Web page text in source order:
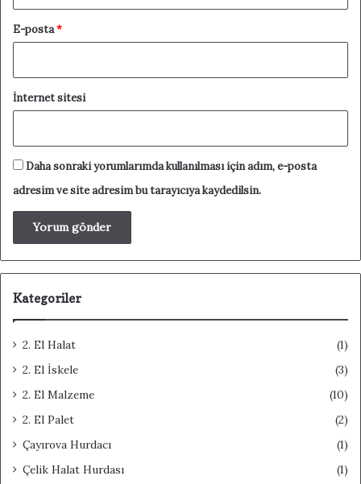
E-posta*
İnternet sitesi
Daha sonraki yorumlarımda kullanılması için adım, e-posta
adresim ve site adresim bu tarayıcıya kaydedilsin.
Kategoriler
2. El Halat
(1)
2. El İskele
(3)
2. El Malzeme
(10)
2. El Palet
(2)
Çayırova Hurdacı
(1)
Çelik Halat Hurdası
(1)